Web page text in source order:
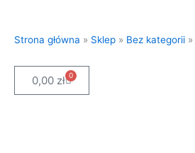
Strona główna » Sklep » Bez kategorii »
0,00 zł 0
Cart